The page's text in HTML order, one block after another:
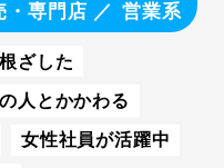
・専門店 営業系
ざした
人とかかわる
女性社員が活躍中